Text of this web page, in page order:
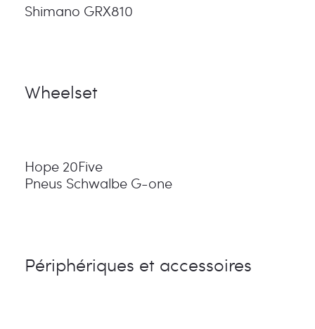
Shimano GRX810
Wheelset
Hope 20Five
Pneus Schwalbe G-one
Périphériques et accessoires